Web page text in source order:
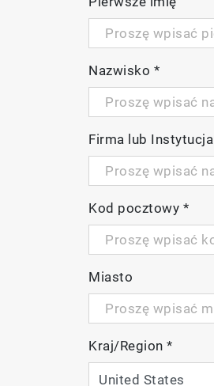
Nazwisko *
Firma lub Instytucja
Kod pocztowy *
Miasto
Kraj/Region *